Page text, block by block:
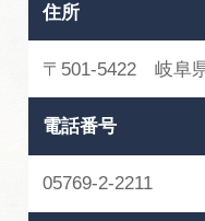
住所
〒501-5422 岐阜
電話番号
05769-2-2211